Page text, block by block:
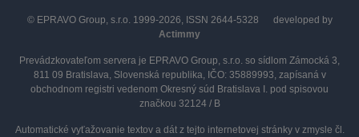
© EPRAVO Group, s.r.o. 1999-2026, ISSN 2644-5328
developed by
Actimmy
Prevádzkovateľom servera je EPRAVO Group, s.r.o. so sídlom Zámocká 3,
811 09 Bratislava, Slovenská republika, IČO: 35889993, zapísaná v
obchodnom registri vedenom Okresný súd Bratislava I. pod spisovou
značkou 32124 / B
Automatické vyťažovanie textov a dát z tejto internetovej stránky v zmysle čl.